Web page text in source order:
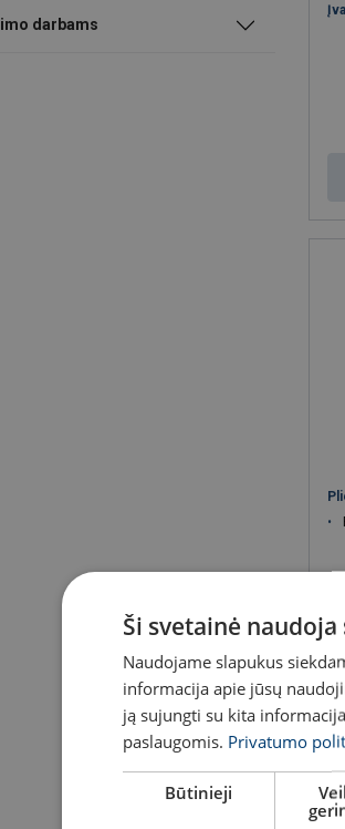
darbams
Ši svetainė
Naudojame slapukus
informacija apie jūsų
ją sujungti su kita
paslaugomis. Privatumo
Būtinieji